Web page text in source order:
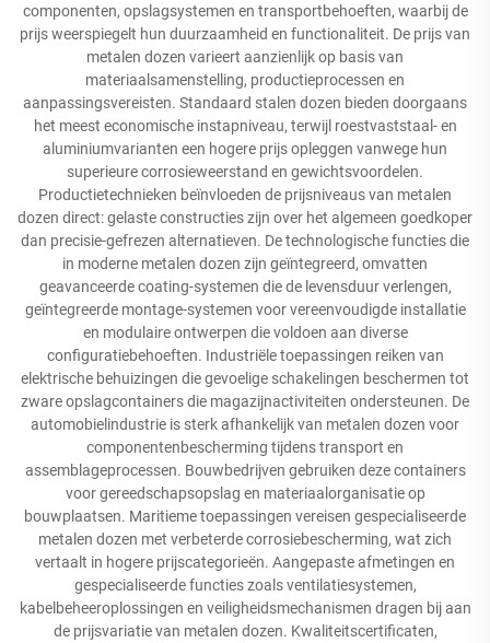
componenten, opslagsystemen en transportbehoeften, waarbij de
prijs weerspiegelt hun duurzaamheid en functionaliteit. De prijs van
metalen dozen varieert aanzienlijk op basis van
materiaalsamenstelling, productieprocessen en
aanpassingsvereisten. Standaard stalen dozen bieden doorgaans
het meest economische instapniveau, terwijl roestvaststaal- en
aluminiumvarianten een hogere prijs opleggen vanwege hun
superieure corrosieweerstand en gewichtsvoordelen.
Productietechnieken beïnvloeden de prijsniveaus van metalen
dozen direct: gelaste constructies zijn over het algemeen goedkoper
dan precisie-gefrezen alternatieven. De technologische functies die
in moderne metalen dozen zijn geïntegreerd, omvatten
geavanceerde coating-systemen die de levensduur verlengen,
geïntegreerde montage-systemen voor vereenvoudigde installatie
en modulaire ontwerpen die voldoen aan diverse
configuratiebehoeften. Industriële toepassingen reiken van
elektrische behuizingen die gevoelige schakelingen beschermen tot
zware opslagcontainers die magazijnactiviteiten ondersteunen. De
automobielindustrie is sterk afhankelijk van metalen dozen voor
componentenbescherming tijdens transport en
assemblageprocessen. Bouwbedrijven gebruiken deze containers
voor gereedschapsopslag en materiaalorganisatie op
bouwplaatsen. Maritieme toepassingen vereisen gespecialiseerde
metalen dozen met verbeterde corrosiebescherming, wat zich
vertaalt in hogere prijscategorieën. Aangepaste afmetingen en
gespecialiseerde functies zoals ventilatiesystemen,
kabelbeheeroplossingen en veiligheidsmechanismen dragen bij aan
de prijsvariatie van metalen dozen. Kwaliteitscertificaten,